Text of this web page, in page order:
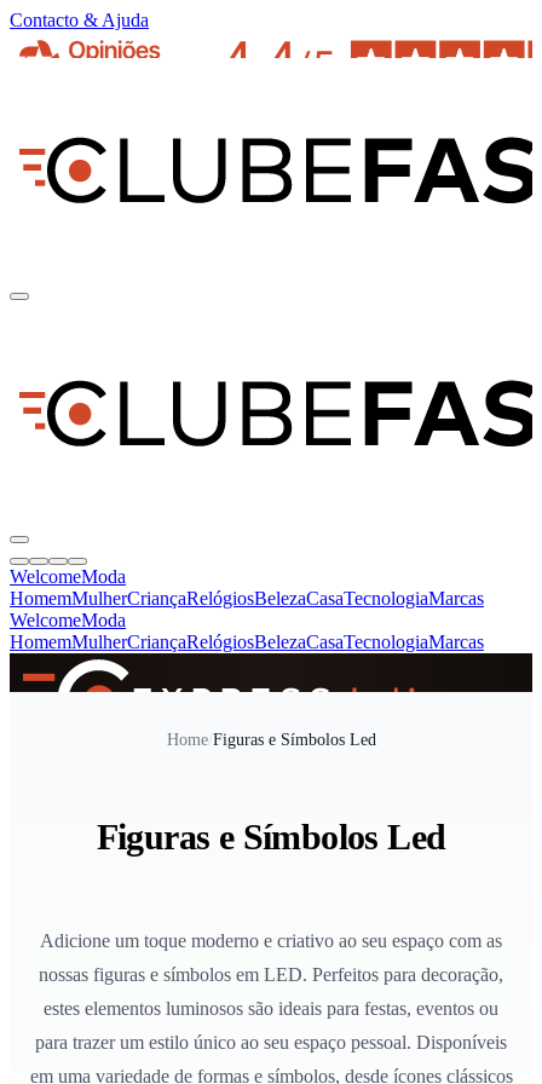
Contacto & Ajuda
WelcomeModa
HomemMulherCriançaRelógiosBelezaCasaTecnologiaMarcas
WelcomeModa
HomemMulherCriançaRelógiosBelezaCasaTecnologiaMarcas
Home/Figuras e Símbolos Led
Figuras e Símbolos Led
Adicione um toque moderno e criativo ao seu espaço com as
nossas figuras e símbolos em LED. Perfeitos para decoração,
estes elementos luminosos são ideais para festas, eventos ou
para trazer um estilo único ao seu espaço pessoal. Disponíveis
em uma variedade de formas e símbolos, desde ícones clássicos